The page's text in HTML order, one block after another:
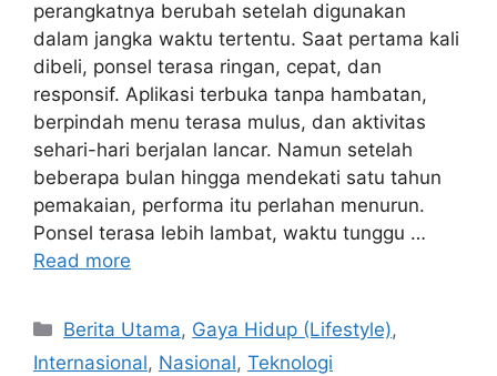
perangkatnya berubah setelah digunakan
dalam jangka waktu tertentu. Saat pertama kali
dibeli, ponsel terasa ringan, cepat, dan
responsif. Aplikasi terbuka tanpa hambatan,
berpindah menu terasa mulus, dan aktivitas
sehari-hari berjalan lancar. Namun setelah
beberapa bulan hingga mendekati satu tahun
pemakaian, performa itu perlahan menurun.
Ponsel terasa lebih lambat, waktu tunggu …
Read more
C
a
Berita Utama, Gaya Hidup (Lifestyle),
Internasional, Nasional, Teknologi